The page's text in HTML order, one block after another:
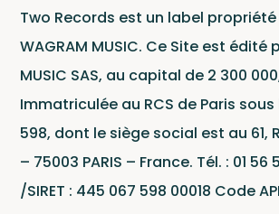
Two Records est un label
WAGRAM MUSIC. Ce Site est édité
MUSIC SAS, au capital de 2 300
Immatriculée au RCS de Paris sous
598, dont le siège social est au 61,
– 75003 PARIS – France. Tél. : 01 56
/SIRET : 445 067 598 00018 Code